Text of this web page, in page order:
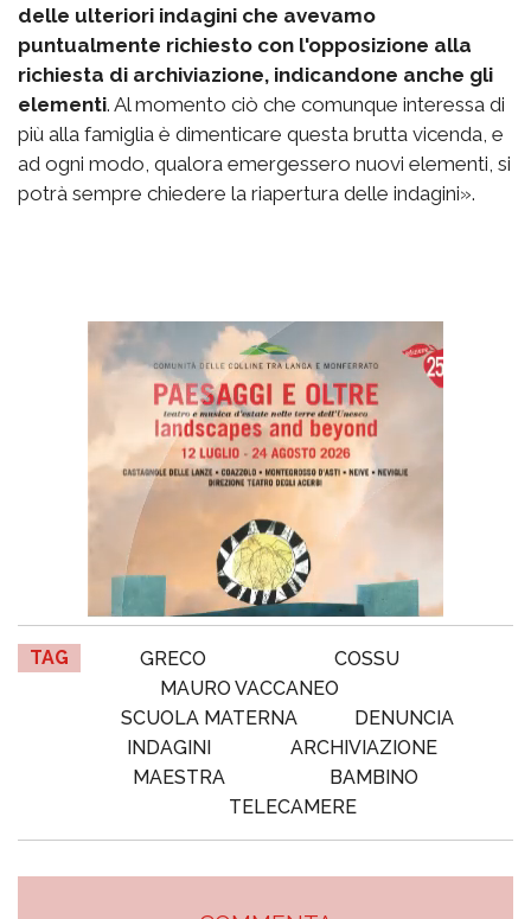
delle ulteriori indagini che avevamo
puntualmente richiesto con l'opposizione alla
richiesta di archiviazione, indicandone anche gli
elementi. Al momento ciò che comunque interessa di
più alla famiglia è dimenticare questa brutta vicenda, e
ad ogni modo, qualora emergessero nuovi elementi, si
potrà sempre chiedere la riapertura delle indagini».
TAG GRECO
COSSU
MAURO VACCANEO
SCUOLA MATERNA
DENUNCIA
INDAGINI
ARCHIVIAZIONE
MAESTRA
BAMBINO
TELECAMERE